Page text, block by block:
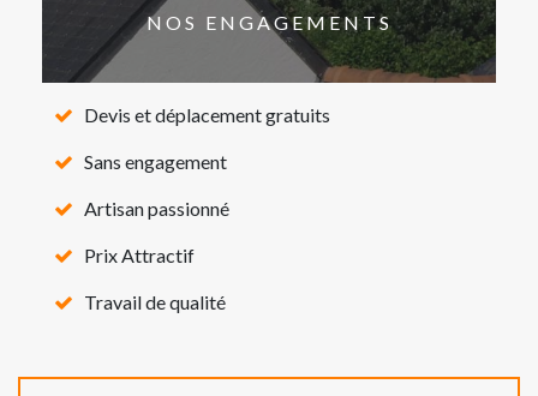
NOS ENGAGEMENTS
Devis et déplacement gratuits
Sans engagement
Artisan passionné
Prix Attractif
Travail de qualité